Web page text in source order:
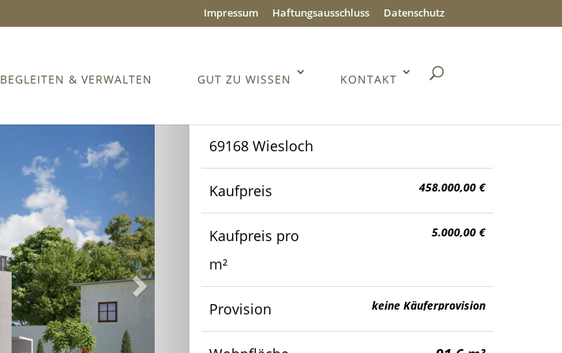
Impressum Haftungsausschluss Datenschutz
BEGLEITEN & VERWALTEN GUT ZU WISSEN KONTAKT
69168 Wiesloch
Kaufpreis 458.000,00 €
Kaufpreis pro
m²
5.000,00 €
Provision keine Käuferprovision